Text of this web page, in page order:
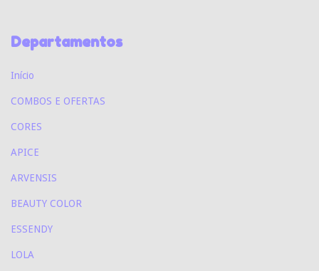
Departamentos
Início
COMBOS E OFERTAS
CORES
APICE
ARVENSIS
BEAUTY COLOR
ESSENDY
LOLA